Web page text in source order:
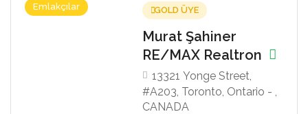
Emlakçılar GOLD ÜYE
Murat Şahiner
RE/MAX Realtron
13321 Yonge Street,
#A203, Toronto, Ontario - ,
CANADA